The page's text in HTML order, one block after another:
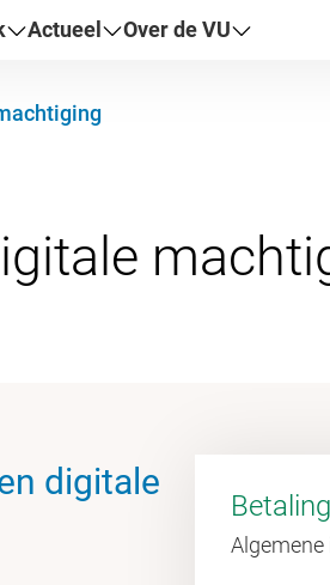
Actueel Over de VU
digitale